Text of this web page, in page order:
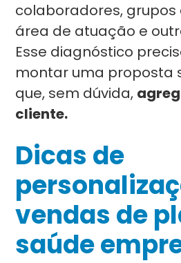
colaboradores,
área de atuação e
Esse diagnóstico
montar uma proposta
que, sem dúvida,
cliente.
Dicas de
vendas de
saúde